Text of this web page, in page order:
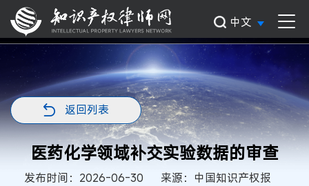
中文
返回列表
医药化学领域补交实验数据的审查
发布时间：2026-06-30
来源：中国知识产权报